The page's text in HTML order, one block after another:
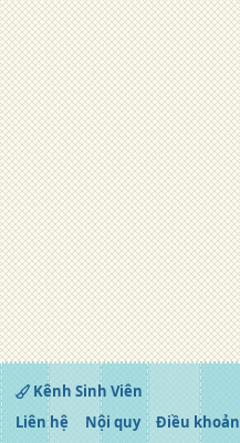
Kênh Sinh Viên
Liên hệ
Nội quy Điều khoản